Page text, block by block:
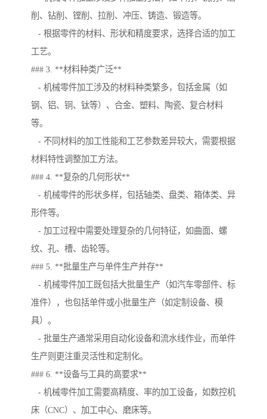
削、钻削、镗削、拉削、冲压、铸造、锻造等。
- 根据零件的材料、形状和精度要求，选择合适的加工
工艺。
### 3. **材料种类广泛**
- 机械零件加工涉及的材料种类繁多，包括金属（如
钢、铝、铜、钛等）、合金、塑料、陶瓷、复合材料
等。
- 不同材料的加工性能和工艺参数差异较大，需要根据
材料特性调整加工方法。
### 4. **复杂的几何形状**
- 机械零件的形状多样，包括轴类、盘类、箱体类、异
形件等。
- 加工过程中需要处理复杂的几何特征，如曲面、螺
纹、孔、槽、齿轮等。
### 5. **批量生产与单件生产并存**
- 机械零件加工既包括大批量生产（如汽车零部件、标
准件），也包括单件或小批量生产（如定制设备、模
具）。
- 批量生产通常采用自动化设备和流水线作业，而单件
生产则更注重灵活性和定制化。
### 6. **设备与工具的高要求**
- 机械零件加工需要高精度、率的加工设备，如数控机
床（CNC）、加工中心、磨床等。